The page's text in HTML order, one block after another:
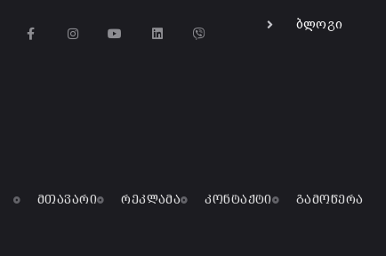
ბლოგი
მთავარი რეკლამა კონტაქტი გამოწერა